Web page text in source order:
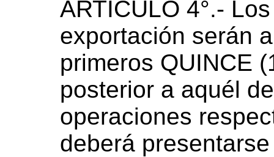
ARTÍCULO 4°.-
exportación serán
primeros QUINCE
posterior a aquél
operaciones
deberá